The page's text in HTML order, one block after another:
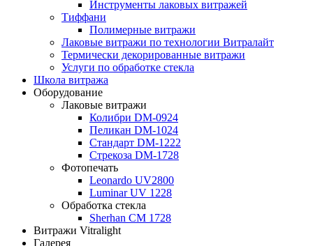
Инструменты лаковых витражей
Тиффани
Полимерные витражи
Лаковые витражи по технологии Витралайт
Термически декорированные витражи
Услуги по обработке стекла
Школа витража
Оборудование
Лаковые витражи
Колибри DM-0924
Пеликан DM-1024
Стандарт DM-1222
Стрекоза DM-1728
Фотопечать
Leonardo UV2800
Luminar UV 1228
Обработка стекла
Sherhan CM 1728
Витражи Vitralight
Галерея